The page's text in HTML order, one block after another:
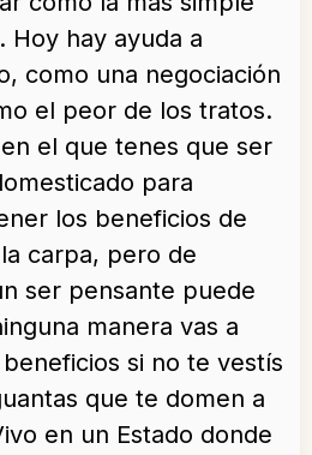
Hoy hay ayuda a
como una negociación
el peor de los tratos.
el que tenes que ser
para
los beneficios de
carpa, pero de
ser pensante puede
manera vas a
si no te vestís
que te domen a
en un Estado donde